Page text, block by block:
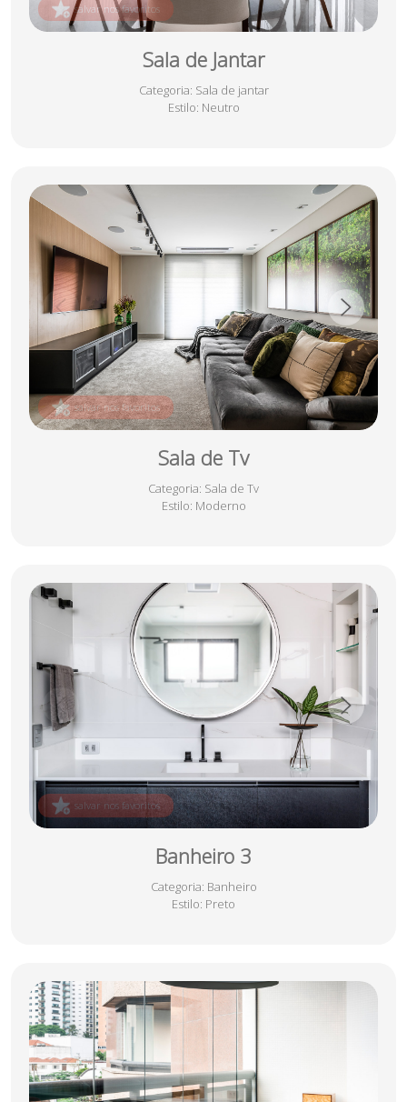
Sala de Jantar
Categoria: Sala de jantar
Estilo: Neutro
salvar nos favoritos
Sala de Tv
Categoria: Sala de Tv
Estilo: Moderno
salvar nos favoritos
Banheiro 3
Categoria: Banheiro
Estilo: Preto
salvar nos favoritos